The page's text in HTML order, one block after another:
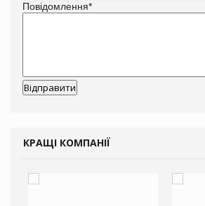
Повідомлення*
КРАЩІ КОМПАНІЇ